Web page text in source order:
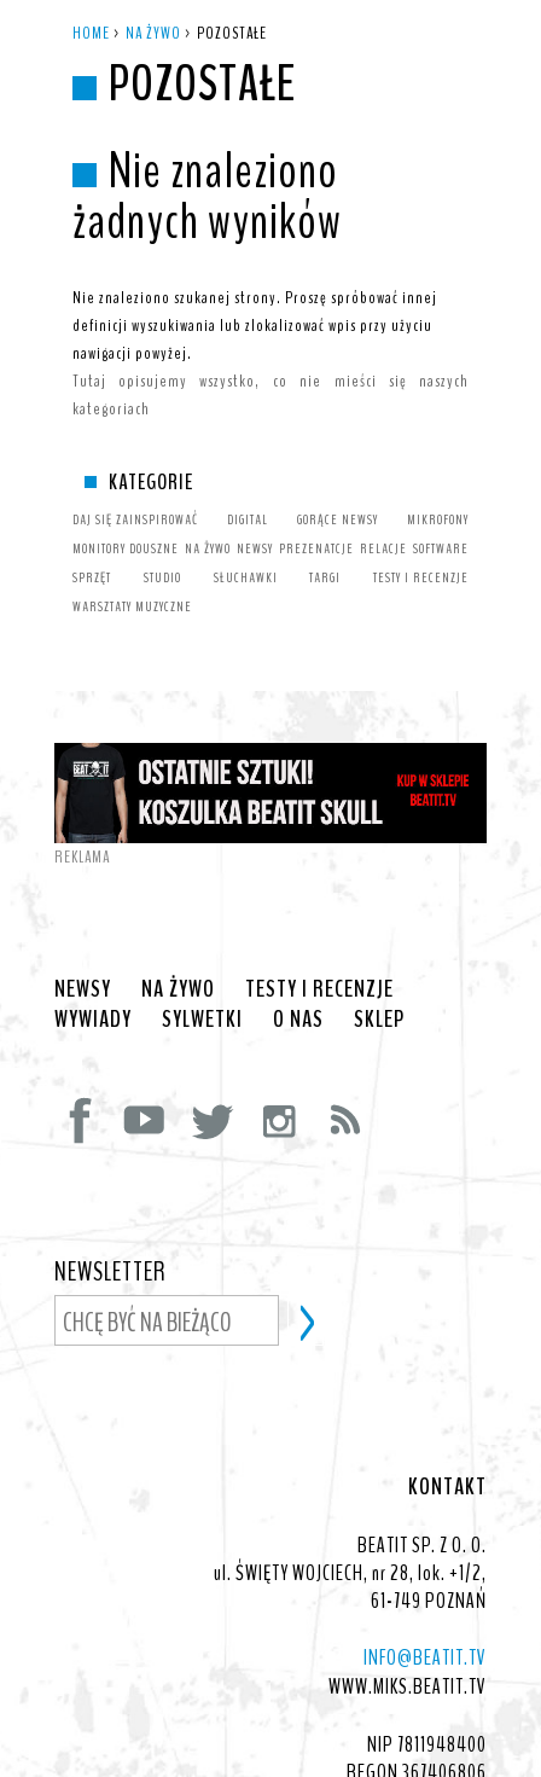
HOME > NA ŻYWO > POZOSTAŁE
POZOSTAŁE
Nie znaleziono
żadnych wyników
Nie znaleziono szukanej strony. Proszę spróbować innej
definicji wyszukiwania lub zlokalizować wpis przy użyciu
nawigacji powyżej.
Tutaj opisujemy wszystko, co nie mieści się naszych
kategoriach
KATEGORIE
DAJ SIĘ ZAINSPIROWAĆ DIGITAL GORĄCE NEWSY
MIKROFONY
MONITORY DOUSZNE NA ŻYWO NEWSY PREZENATCJE RELACJE SOFTWARE
SPRZĘT
STUDIO SŁUCHAWKI TARGI
TESTY I RECENZJE
WARSZTATY MUZYCZNE
REKLAMA
NEWSY NA ŻYWO
TESTY I RECENZJE
WYWIADY
SYLWETKI O NAS SKLEP
NEWSLETTER
KONTAKT
BEATIT SP. Z O. O.
ul. ŚWIĘTY WOJCIECH, nr 28, lok. +1/2,
61-749 POZNAŃ
INFO@BEATIT.TV
WWW.MIKS.BEATIT.TV
NIP 7811948400